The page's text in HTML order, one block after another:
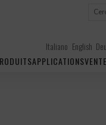
c
h
Italiano English
APPLICATIONSVENTE